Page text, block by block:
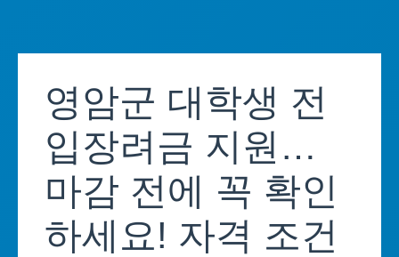
content영암군 대학생 전
입장려금 지원…
마감 전에 꼭 확인
하세요! 자격 조건